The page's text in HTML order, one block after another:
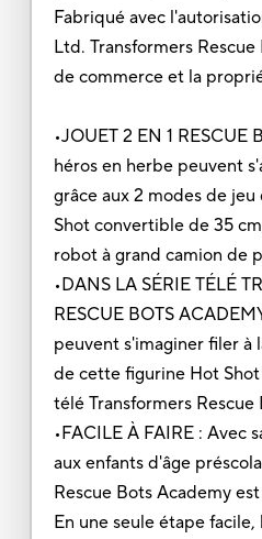
Fabriqué avec
Ltd. Transformers
de commerce et la
•JOUET 2 EN 1 RESCUE
héros en herbe peuvent
grâce aux 2 modes de
Shot convertible de 35
robot à grand camion de
•DANS LA SÉRIE TÉLÉ
RESCUE BOTS
peuvent s'imaginer filer à
de cette figurine Hot
télé Transformers Rescue
•FACILE À FAIRE : Avec
aux enfants d'âge
Rescue Bots Academy
En une seule étape